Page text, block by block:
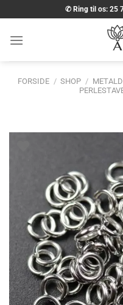
til
indhold
✆ Ring til os: 25
FORSIDE / SHOP /